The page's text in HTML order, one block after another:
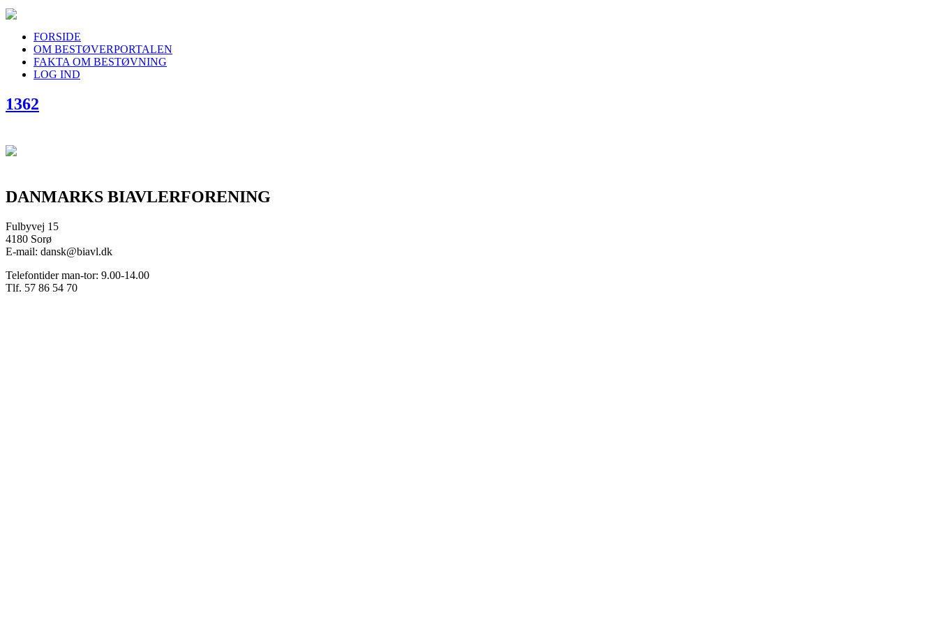
FORSIDE
OM BESTØVERPORTALEN
FAKTA OM BESTØVNING
LOG IND
1362
DANMARKS BIAVLERFORENING
Fulbyvej 15
4180 Sorø
E-mail: dansk@biavl.dk
Telefontider man-tor: 9.00-14.00
Tlf. 57 86 54 70